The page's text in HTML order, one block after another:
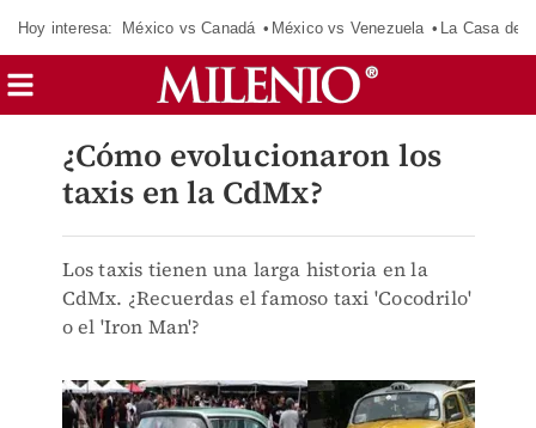
Hoy interesa: México vs Canadá México vs Venezuela La Casa de
¿Cómo evolucionaron los
taxis en la CdMx?
Los taxis tienen una larga historia en la
CdMx. ¿Recuerdas el famoso taxi 'Cocodrilo'
o el 'Iron Man'?